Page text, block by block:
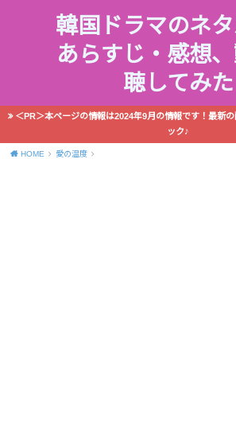
韓国ドラマのネタ
あらすじ・感想
聴してみた
＜PR＞本ページの情報は2024年9月の情報です！最新
ック♪
HOME 愛の温度